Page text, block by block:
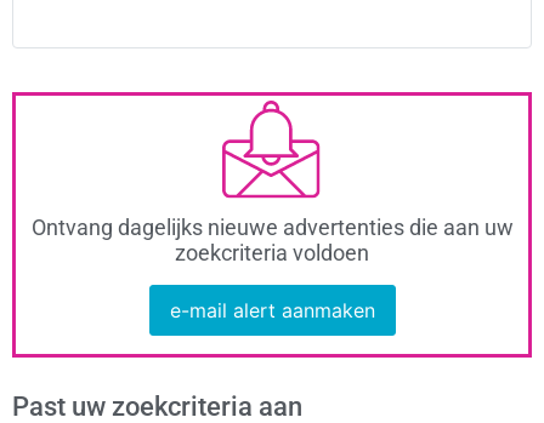
Ontvang dagelijks nieuwe advertenties die aan uw
zoekcriteria voldoen
e-mail alert aanmaken
Past uw zoekcriteria aan